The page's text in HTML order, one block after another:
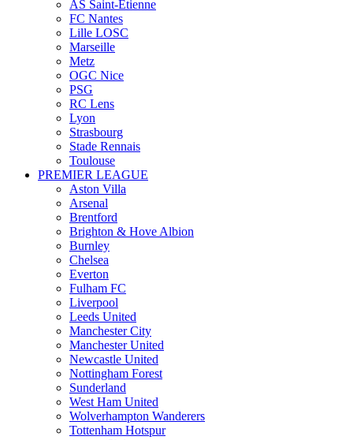
AS Saint-Étienne
FC Nantes
Lille LOSC
Marseille
Metz
OGC Nice
PSG
RC Lens
Lyon
Strasbourg
Stade Rennais
Toulouse
PREMIER LEAGUE
Aston Villa
Arsenal
Brentford
Brighton & Hove Albion
Burnley
Chelsea
Everton
Fulham FC
Liverpool
Leeds United
Manchester City
Manchester United
Newcastle United
Nottingham Forest
Sunderland
West Ham United
Wolverhampton Wanderers
Tottenham Hotspur